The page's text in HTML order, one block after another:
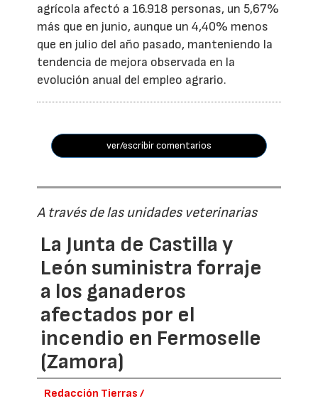
agrícola afectó a 16.918 personas, un 5,67%
más que en junio, aunque un 4,40% menos
que en julio del año pasado, manteniendo la
tendencia de mejora observada en la
evolución anual del empleo agrario.
ver/escribir comentarios
A través de las unidades veterinarias
La Junta de Castilla y
León suministra forraje
a los ganaderos
afectados por el
incendio en Fermoselle
(Zamora)
Redacción Tierras /